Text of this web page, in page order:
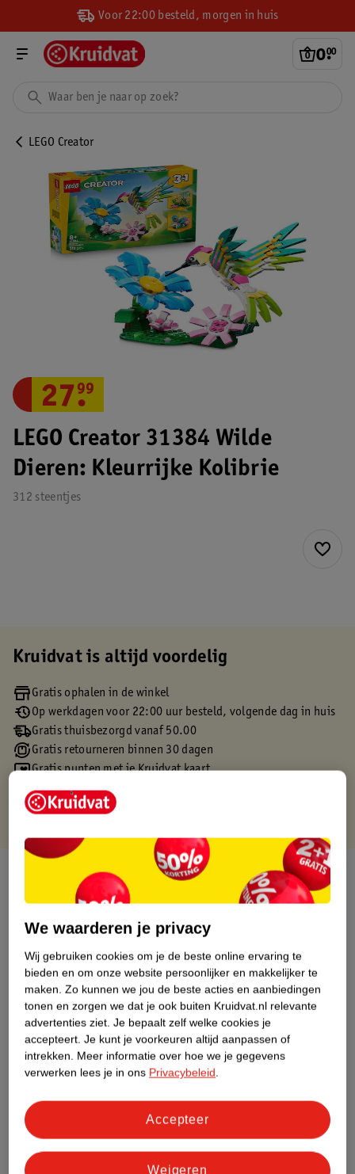
Voor 22:00 besteld, morgen in huis
0.
00
LEGO Creator
LEGO Creator 31384 Wilde
Dieren: Kleurrijke Kolibrie
312 steentjes
27.
99
Kruidvat is altijd voordelig
Gratis ophalen in de winkel
Op werkdagen voor 22:00 uur besteld, volgende dag in huis
Gratis thuisbezorgd vanaf 50.00
Gratis retourneren binnen 30 dagen
Gratis punten met je Kruidvat kaart
Over dit product
Etiketinformatie
Nature Impact Score
Dit product heeft (nog) geen Nature
Impact Score.
Meer informatie
Bestel & Bezorginformatie
We waarderen je privacy
Wij gebruiken cookies om je de beste online ervaring te
bieden en om onze website persoonlijker en makkelijker te
maken. Zo kunnen we jou de beste acties en aanbiedingen
tonen en zorgen we dat je ook buiten Kruidvat.nl relevante
advertenties ziet. Je bepaalt zelf welke cookies je
accepteert. Je kunt je voorkeuren altijd aanpassen of
intrekken. Meer informatie over hoe we je gegevens
verwerken lees je in ons Privacybeleid.
Weigeren
Accepteer